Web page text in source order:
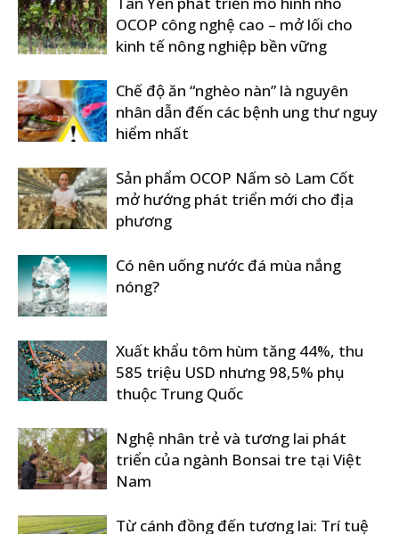
OCOP công nghệ cao – mở lối cho
kinh tế nông nghiệp bền vững
Chế độ ăn “nghèo nàn” là nguyên
nhân dẫn đến các bệnh ung thư nguy
hiểm nhất
Sản phẩm OCOP Nấm sò Lam Cốt
mở hướng phát triển mới cho địa
phương
Có nên uống nước đá mùa nắng
nóng?
Xuất khẩu tôm hùm tăng 44%, thu
585 triệu USD nhưng 98,5% phụ
thuộc Trung Quốc
Nghệ nhân trẻ và tương lai phát
triển của ngành Bonsai tre tại Việt
Nam
Từ cánh đồng đến tương lai: Trí tuệ